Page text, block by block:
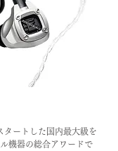
タートした国内最大級を
機器の総合アワードで